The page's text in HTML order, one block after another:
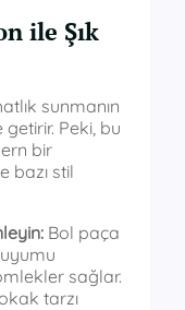
ile Şık
sunmanın
getirir. Peki, bu
bir
bazı stil
Bol paça
sağlar.
tarzı